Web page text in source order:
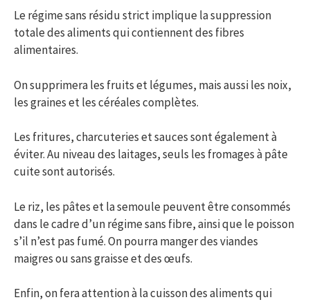
Le régime sans résidu strict implique la suppression
totale des aliments qui contiennent des fibres
alimentaires.
On supprimera les fruits et légumes, mais aussi les noix,
les graines et les céréales complètes.
Les fritures, charcuteries et sauces sont également à
éviter. Au niveau des laitages, seuls les fromages à pâte
cuite sont autorisés.
Le riz, les pâtes et la semoule peuvent être consommés
dans le cadre d’un régime sans fibre, ainsi que le poisson
s’il n’est pas fumé. On pourra manger des viandes
maigres ou sans graisse et des œufs.
Enfin, on fera attention à la cuisson des aliments qui